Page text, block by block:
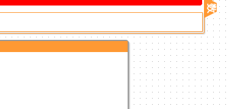
数